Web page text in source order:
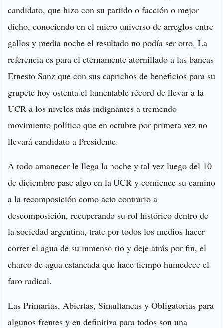
candidato, que hizo con su partido o facción o mejor
dicho, conociendo en el micro universo de arreglos entre
gallos y media noche el resultado no podía ser otro. La
referencia es para el eternamente atornillado a las bancas
Ernesto Sanz que con sus caprichos de beneficios para su
grupete hoy ostenta el lamentable récord de llevar a la
UCR a los niveles más indignantes a tremendo
movimiento político que en octubre por primera vez no
llevará candidato a Presidente.
A todo amanecer le llega la noche y tal vez luego del 10
de diciembre pase algo en la UCR y comience su camino
a la recomposición como acto contrario a
descomposición, recuperando su rol histórico dentro de
la sociedad argentina, trate por todos los medios hacer
correr el agua de su inmenso rio y deje atrás por fin, el
charco de agua estancada que hace tiempo humedece el
faro radical.
Las Primarias, Abiertas, Simultaneas y Obligatorias para
algunos frentes y en definitiva para todos son una